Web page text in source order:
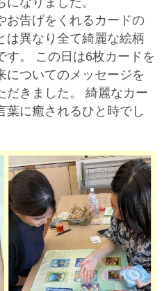
お告げをくれるカードの
は異なり全て綺麗な絵柄
す。 この日は6枚カードを
についてのメッセージを
だきました。 綺麗なカー
葉に癒されるひと時でし